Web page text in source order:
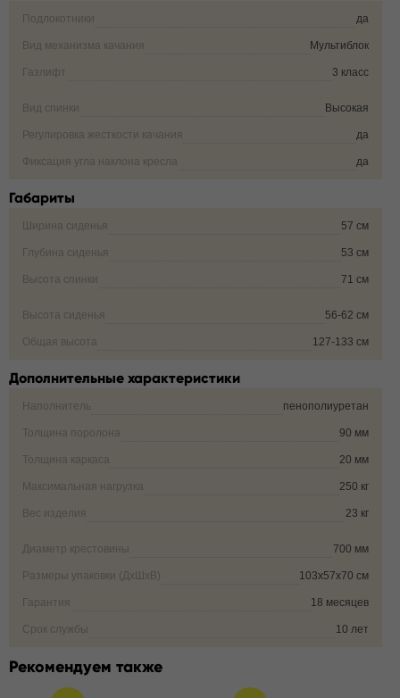
Подлокотники да
Вид механизма качания Мультиблок
Газлифт 3 класс
Вид спинки Высокая
Регулировка жесткости качания да
Фиксация угла наклона кресла да
Габариты
Ширина сиденья 57 см
Глубина сиденья 53 см
Высота спинки 71 см
Высота сиденья 56-62 см
Общая высота 127-133 см
Дополнительные характеристики
Наполнитель пенополиуретан
Толщина поролона 90 мм
Толщина каркаса 20 мм
Максимальная нагрузка 250 кг
Вес изделия 23 кг
Диаметр крестовины 700 мм
Размеры упаковки (ДxШxВ) 103x57x70 см
Гарантия 18 месяцев
Срок службы 10 лет
Рекомендуем также